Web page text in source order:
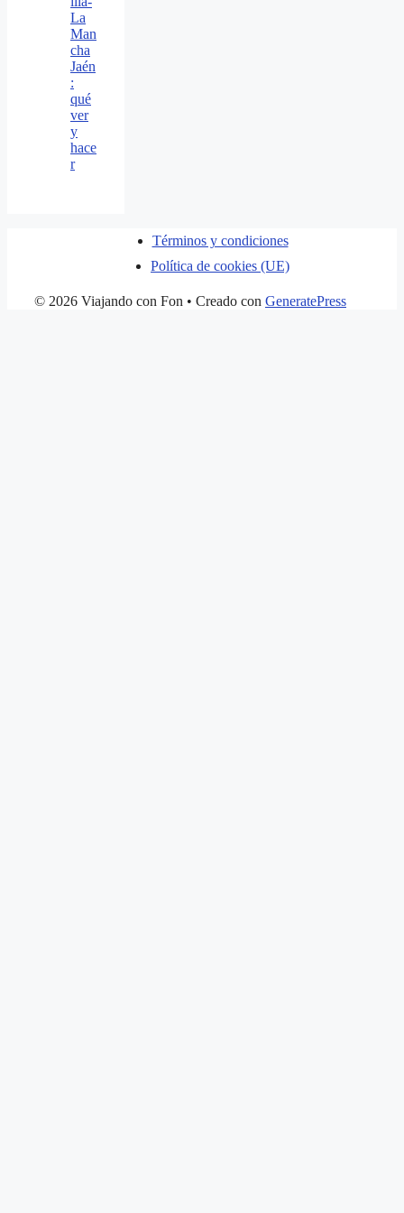
La
Man
cha
Jaén
:
qué
ver
y
hace
r
Términos y condiciones
Política de cookies (UE)
© 2026 Viajando con Fon • Creado con GeneratePress